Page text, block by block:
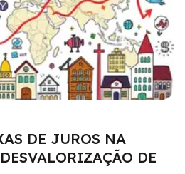
DE JUROS NA
DE